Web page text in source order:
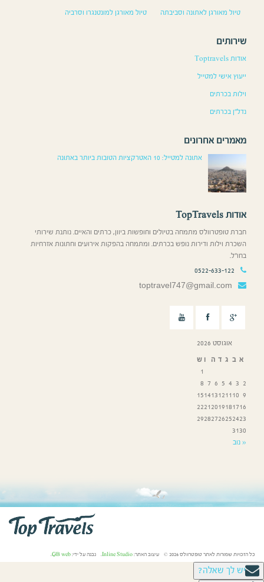
טיול מאורגן לאתונה וסביבתה טיול מאורגן למונטנגרו וסרביה
שירותים
אודות Toptravels
ייעוץ אישי למטייל
וילות בכרתים
נדל”ן בכרתים
מאמרים אחרונים
אתונה למטייל: 10 האטרקציות הטובות ביותר באתונה
אודות TopTravels
חברת טופטרוולס מתמחה בטיולים וחופשות ביוון, כרתים והאיים. נותנת שירותי
השכרת וילות ודירות נופש בכרתים. ומתמחה בהפקות אירועים וחתונות אזרחיות
בחו”ל.
0522-633-122
toptravel747@gmail.com
אוגוסט 2026
א ב ג ד ה ו ש
1
2
3
4
5
6
7
8
9
10
11
12
13
14
15
16
17
18
19
20
21
22
23
24
25
26
27
28
29
30
31
« נוב
כל הזכויות שמורות לאתר טופטרוולס 2026 © עיצוב האתר: Inline Studio. נבנה על ידי: GB web
.
יש לך שאלה?